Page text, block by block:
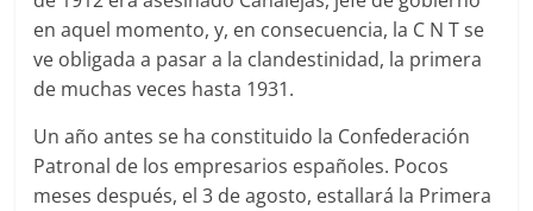
en aquel momento, y, en consecuencia, la C N T se
ve obligada a pasar a la clandestinidad, la primera
de muchas veces hasta 1931.
Un año antes se ha constituido la Confederación
Patronal de los empresarios españoles. Pocos
meses después, el 3 de agosto, estallará la Primera